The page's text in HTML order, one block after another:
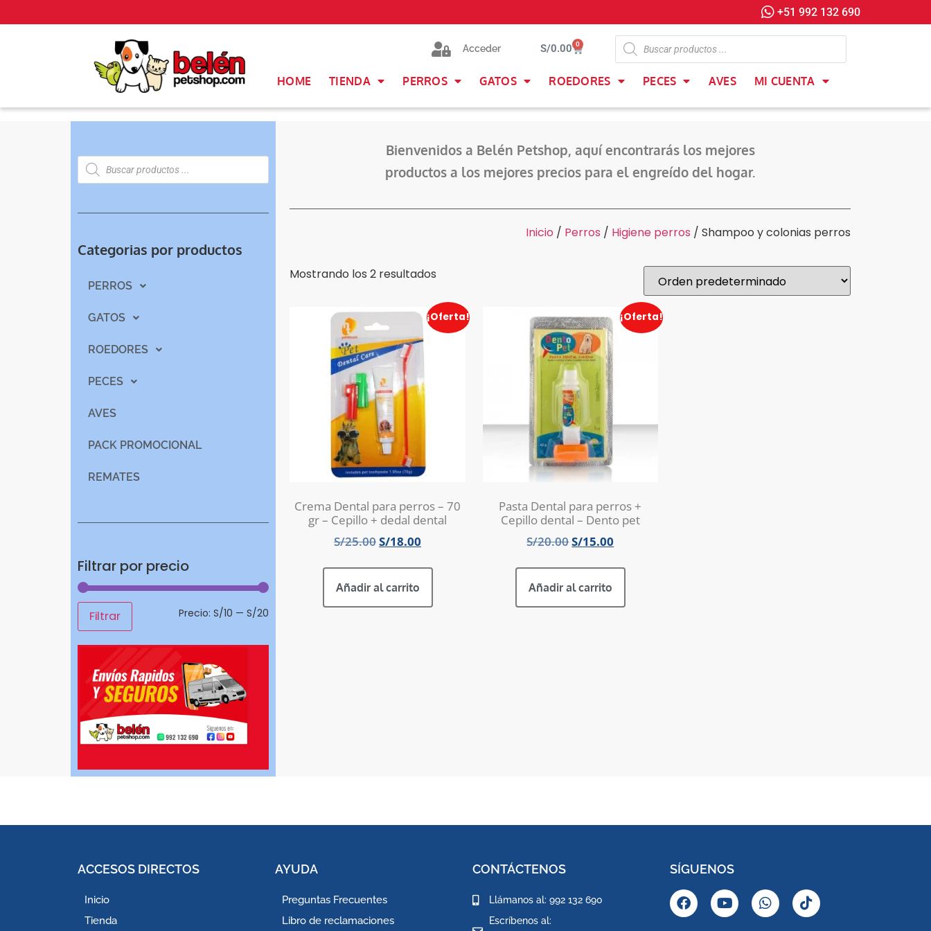
+51 992 132 690
Acceder S/0.00 0
HOME TIENDA PERROS GATOS ROEDORES PECES AVES MI CUENTA
Categorias por productos
PERROS
GATOS
ROEDORES
PECES
AVES
PACK PROMOCIONAL
REMATES
Filtrar por precio
Filtrar Precio:S/10 —S/20
Bienvenidos a Belén Petshop, aquí encontrarás los mejores
productos a los mejores precios para el engreído del hogar.
Inicio / Perros / Higiene perros / Shampoo y colonias perros
Mostrando los 2 resultados
¡Oferta!
Crema Dental para perros – 70
gr – Cepillo + dedal dental
S/25.00S/18.00
Añadir al carrito
¡Oferta!
Pasta Dental para perros +
Cepillo dental – Dento pet
S/20.00S/15.00
Añadir al carrito
ACCESOS DIRECTOS
Inicio
Tienda
AYUDA
Preguntas Frecuentes
Libro de reclamaciones
CONTÁCTENOS
Llámanos al: 992 132 690
Escríbenos al:
SÍGUENOS